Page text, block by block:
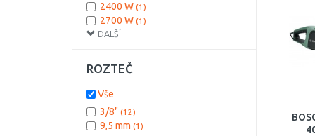
DALŠÍ
2400 W (1)
2700 W (1)
ROZTEČ
Vše
3/8" (12)
9,5 mm (1)